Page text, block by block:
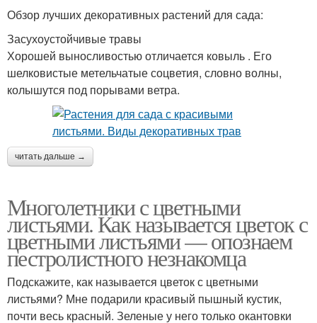
Обзор лучших декоративных растений для сада:
Засухоустойчивые травы
Хорошей выносливостью отличается ковыль . Его
шелковистые метельчатые соцветия, словно волны,
колышутся под порывами ветра.
читать дальше →
Многолетники с цветными
листьями. Как называется цветок с
цветными листьями — опознаем
пестролистного незнакомца
Подскажите, как называется цветок с цветными
листьями? Мне подарили красивый пышный кустик,
почти весь красный. Зеленые у него только окантовки